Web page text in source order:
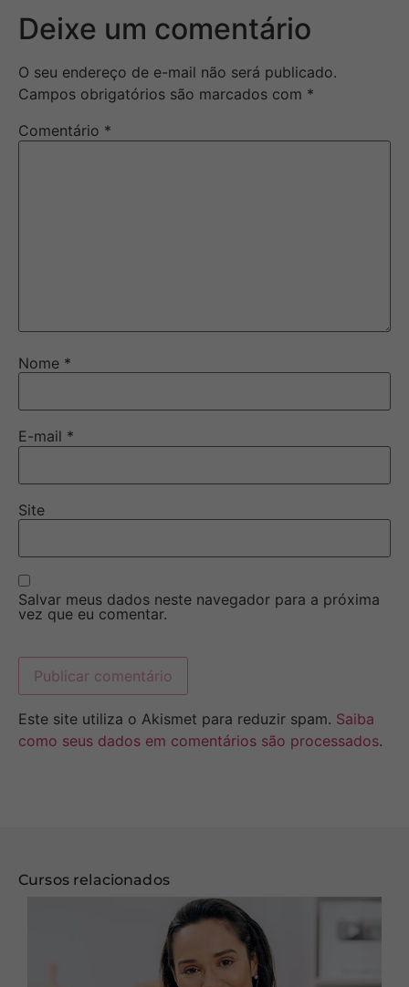
Deixe um comentário
O seu endereço de e-mail não será publicado.
Campos obrigatórios são marcados com *
Comentário *
Nome *
E-mail *
Site
Salvar meus dados neste navegador para a próxima
vez que eu comentar.
Este site utiliza o Akismet para reduzir spam. Saiba
como seus dados em comentários são processados.
Cursos relacionados